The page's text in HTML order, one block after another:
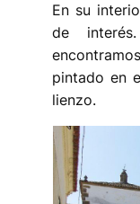
En su
de
pintado en
lienzo.